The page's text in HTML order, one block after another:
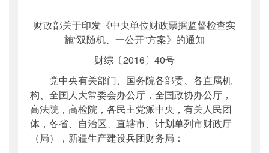
财政部关于印发《中央单位财政票据监督检查实
施“双随机、一公开”方案》的通知
财综〔2016〕40号
党中央有关部门、国务院各部委、各直属机
构、全国人大常委会办公厅，全国政协办公厅，
高法院，高检院，各民主党派中央，有关人民团
体，各省、自治区、直辖市、计划单列市财政厅
（局），新疆生产建设兵团财务局：